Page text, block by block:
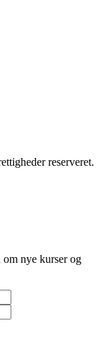
reserveret.
nye kurser og